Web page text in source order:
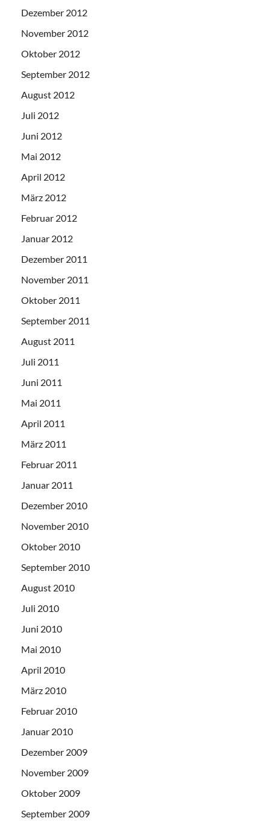
Dezember 2012
November 2012
Oktober 2012
September 2012
August 2012
Juli 2012
Juni 2012
Mai 2012
April 2012
März 2012
Februar 2012
Januar 2012
Dezember 2011
November 2011
Oktober 2011
September 2011
August 2011
Juli 2011
Juni 2011
Mai 2011
April 2011
März 2011
Februar 2011
Januar 2011
Dezember 2010
November 2010
Oktober 2010
September 2010
August 2010
Juli 2010
Juni 2010
Mai 2010
April 2010
März 2010
Februar 2010
Januar 2010
Dezember 2009
November 2009
Oktober 2009
September 2009